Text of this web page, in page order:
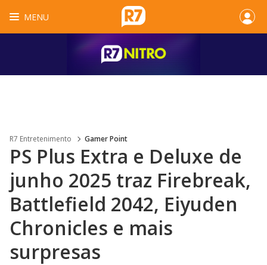
MENU
R7 Entretenimento Gamer Point
PS Plus Extra e Deluxe de
junho 2025 traz Firebreak,
Battlefield 2042, Eiyuden
Chronicles e mais
surpresas